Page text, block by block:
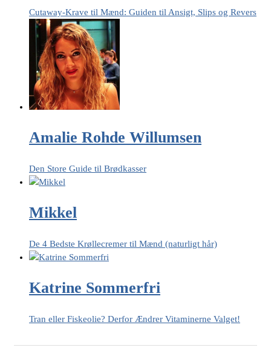
Cutaway-Krave til Mænd: Guiden til Ansigt, Slips og Revers
Amalie Rohde Willumsen
Den Store Guide til Brødkasser
Mikkel
De 4 Bedste Krøllecremer til Mænd (naturligt hår)
Katrine Sommerfri
Tran eller Fiskeolie? Derfor Ændrer Vitaminerne Valget!